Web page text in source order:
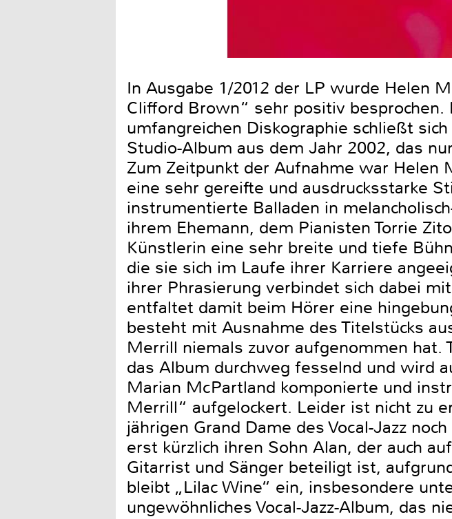
In Ausgabe 1/2012 der LP wurde Helen
Clifford Brown“ sehr positiv
umfangreichen Diskographie schließt
Studio-Album aus dem Jahr 2002, das
Zum Zeitpunkt der Aufnahme war
eine sehr gereifte und ausdrucksstarke
instrumentierte Balladen in
ihrem Ehemann, dem Pianisten Torrie
Künstlerin eine sehr breite und tiefe
die sie sich im Laufe ihrer Karriere
ihrer Phrasierung verbindet sich dabei
entfaltet damit beim Hörer eine
besteht mit Ausnahme des Titelstücks
Merrill niemals zuvor aufgenommen
das Album durchweg fesselnd und wird
Marian McPartland komponierte und
Merrill“ aufgelockert. Leider ist nicht zu
jährigen Grand Dame des Vocal-Jazz
erst kürzlich ihren Sohn Alan, der auch
Gitarrist und Sänger beteiligt ist,
bleibt „Lilac Wine“ ein, insbesondere
ungewöhnliches Vocal-Jazz-Album, das